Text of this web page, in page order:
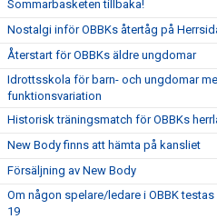
Sommarbasketen tillbaka!
Nostalgi inför OBBKs återtåg på
Återstart för OBBKs äldre ungdomar
Idrottsskola för barn- och ungdomar
funktionsvariation
Historisk träningsmatch för OBBKs
New Body finns att hämta på kansliet
Försäljning av New Body
Om någon spelare/ledare i OBBK
19